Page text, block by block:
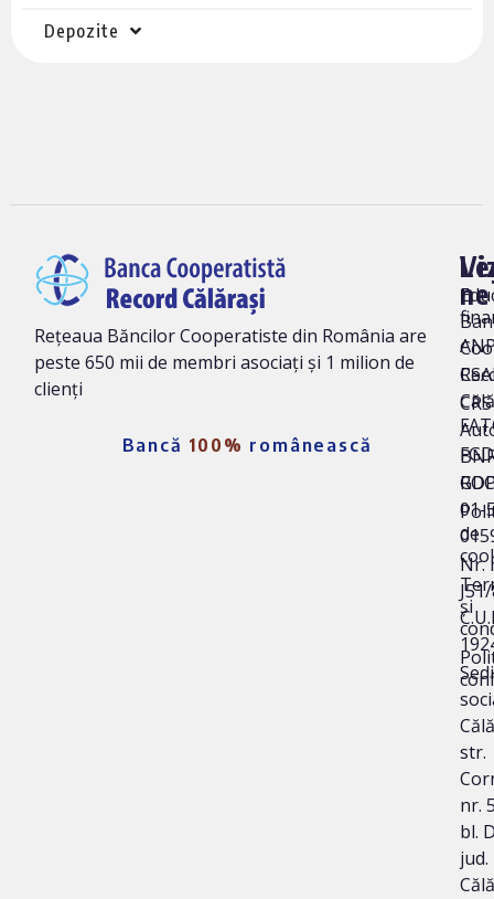
Depozite
Rețeaua Băncilor Cooperatiste din România are
peste 650 mii de membri asociați și 1 milion de
clienți
Bancă 100% românească
ne
01-
Nr.
str.
nr.
bl.
jud.
de
și